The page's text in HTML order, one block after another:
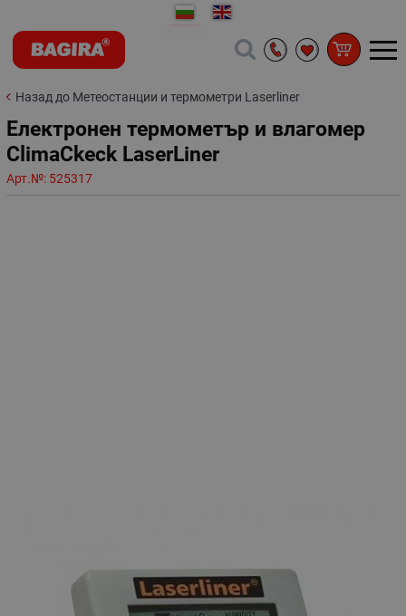
Назад до Метеостанции и термометри Laserliner
Електронен термометър и влагомер
ClimaCkeck LaserLiner
Арт.№: 525317